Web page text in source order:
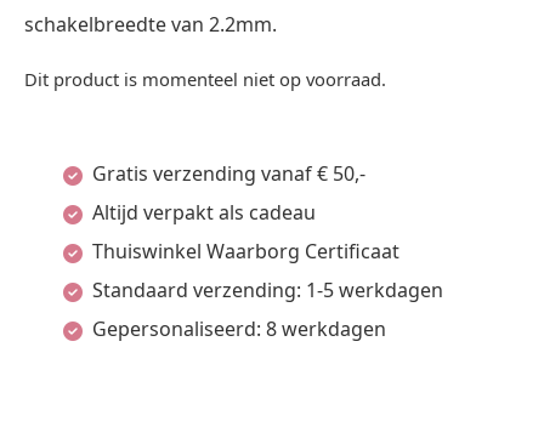
schakelbreedte van 2.2mm.
Dit product is momenteel niet op voorraad.
Gratis verzending vanaf € 50,-
Altijd verpakt als cadeau
Thuiswinkel Waarborg Certificaat
Standaard verzending: 1-5 werkdagen
Gepersonaliseerd: 8 werkdagen